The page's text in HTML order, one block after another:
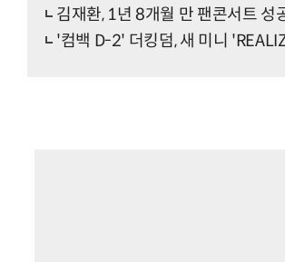
김재환, 1년 8개월 만 팬콘서트
'컴백 D-2' 더킹덤, 새 미니